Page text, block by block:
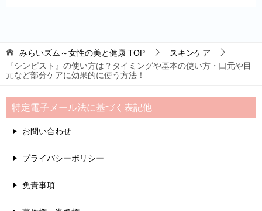
みらいズム～女性の美と健康 TOP
スキンケア
『シンピスト』の使い方は？タイミングや基本の使い方・口元や目
元など部分ケアに効果的に使う方法！
特定電子メール法に基づく表記他
お問い合わせ
プライバシーポリシー
免責事項